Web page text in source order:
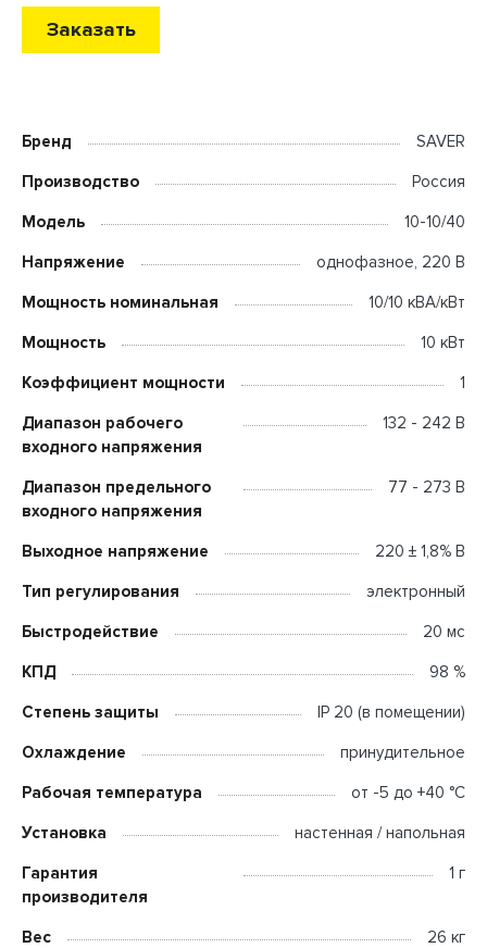
Заказать
Бренд SAVER
Производство Россия
Модель 10-10/40
Напряжение однофазное, 220 В
Мощность номинальная 10/10 кВА/кВт
Мощность 10 кВт
Коэффициент мощности 1
Диапазон рабочего
входного напряжения
132 - 242 В
Диапазон предельного
входного напряжения
77 - 273 В
Выходное напряжение 220 ± 1,8% В
Тип регулирования электронный
Быстродействие 20 мс
КПД 98 %
Степень защиты IP 20 (в помещении)
Охлаждение принудительное
Рабочая температура от -5 до +40 °C
Установка настенная / напольная
Гарантия
производителя
1 г
Вес 26 кг